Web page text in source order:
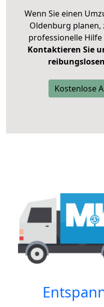
Wenn Sie einen
Oldenburg planen,
professionelle
Kontaktieren Sie
Kostenlose